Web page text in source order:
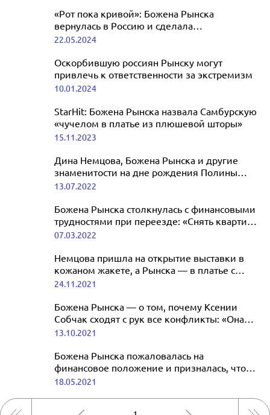
«Рот пока кривой»: Божена Рынска
вернулась в Россию и сделала
пластическую операцию
22.05.2024
Оскорбившую россиян Рынску могут
привлечь к ответственности за экстремизм
10.01.2024
StarHit: Божена Рынска назвала Самбурскую
«чучелом в платье из плюшевой шторы»
15.11.2023
Дина Немцова, Божена Рынска и другие
знаменитости на дне рождения Полины
Аскери
13.07.2022
Божена Рынска столкнулась с финансовыми
трудностями при переезде: «Снять квартиру
мне просто не на что»
07.03.2022
Немцова пришла на открытие выставки в
кожаном жакете, а Рынска — в платье с
геометрическим принтом
24.11.2021
Божена Рынска — о том, почему Ксении
Собчак сходят с рук все конфликты: «Она
такая одна»
13.10.2021
Божена Рынска пожаловалась на
финансовое положение и призналась, что
не хочет работать
18.05.2021